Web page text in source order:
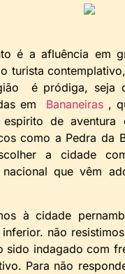
é a afluência em
turista
é pródiga, seja
em Bananeiras ,
de
como a Pedra da
a cidade
que vêm
à cidade
não
sido indagado com
Para não